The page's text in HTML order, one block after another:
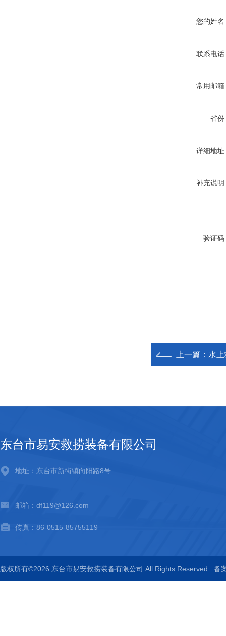
您的姓名
联系电话
常用邮箱
省份
详细地址
补充说明
验证码
上一篇： 水上
东台市易安救捞装备有限公司
地址：东台市新街镇向阳路8号
邮箱：df119@126.com
传真：86-0515-85755119
版权所有©2026 东台市易安救捞装备有限公司 All Rights Reserved 备